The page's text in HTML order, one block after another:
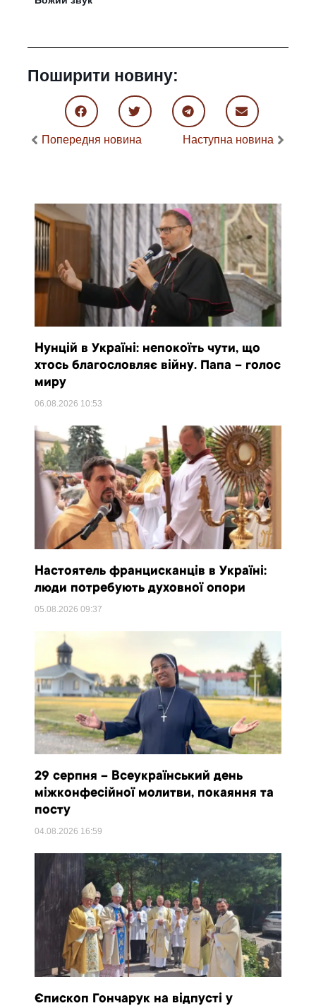
Поширити новину:
Попередня новина Наступна новина
Нунцій в Україні: непокоїть чути, що
хтось благословляє війну. Папа – голос
миру
06.08.2026 10:53
Настоятель францисканців в Україні:
люди потребують духовної опори
05.08.202609:37
29 серпня – Всеукраїнський день
міжконфесійної молитви, покаяння та
посту
04.08.2026 16:59
Єпископ Гончарук на відпусті у